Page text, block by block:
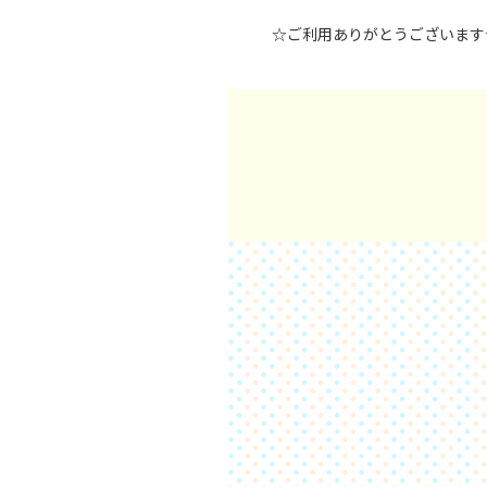
☆ご利用ありがとうございま